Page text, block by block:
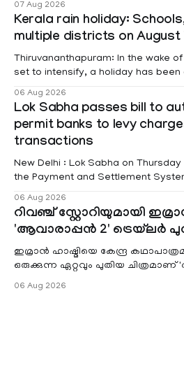
information was provided by
Affairs Pabitra Margherita in a
raised
07 Aug 2026
Kerala rain holiday:
multiple districts on August
Thiruvananthapuram: In the wake
set to intensify, a holiday has
Kottayam, Wayanad and
red alert remains in place on
06 Aug 2026
Lok Sabha passes bill to
permit banks to levy
transactions
New Delhi : Lok Sabha on
the Payment and Settlement
service providers to levy charges
unified payments interface (UPI)
electronic
06 Aug 2026
റിവഞ്ച് സ്റ്റോറിയുമായി
'ആവാരാപ്പൻ 2' ട്രെയ്‌ലർ
ഇമ്രാൻ ഹാഷ്മിയെ കേന്ദ്ര
ഒരുക്കുന്ന ഏറ്റവും പുതിയ ചിത്രമാണ്
06 Aug 2026